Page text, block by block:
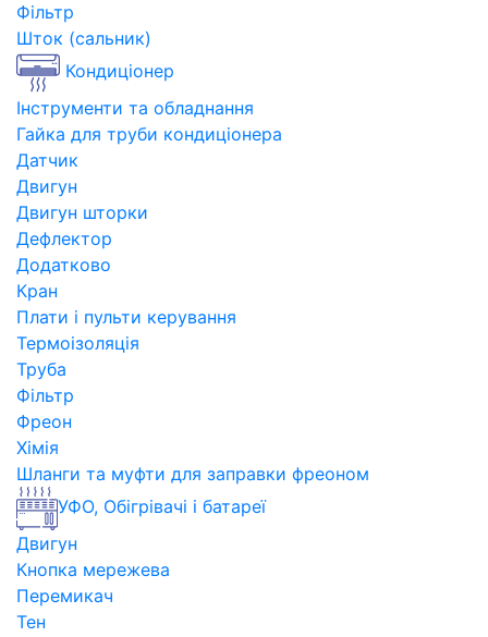
Фільтр
Шток (сальник)
Кондиціонер
Інструменти та обладнання
Гайка для труби кондиціонера
Датчик
Двигун
Двигун шторки
Дефлектор
Додатково
Кран
Плати і пульти керування
Термоізоляція
Труба
Фільтр
Фреон
Хімія
Шланги та муфти для заправки фреоном
УФО, Обігрівачі і батареї
Двигун
Кнопка мережева
Перемикач
Тен